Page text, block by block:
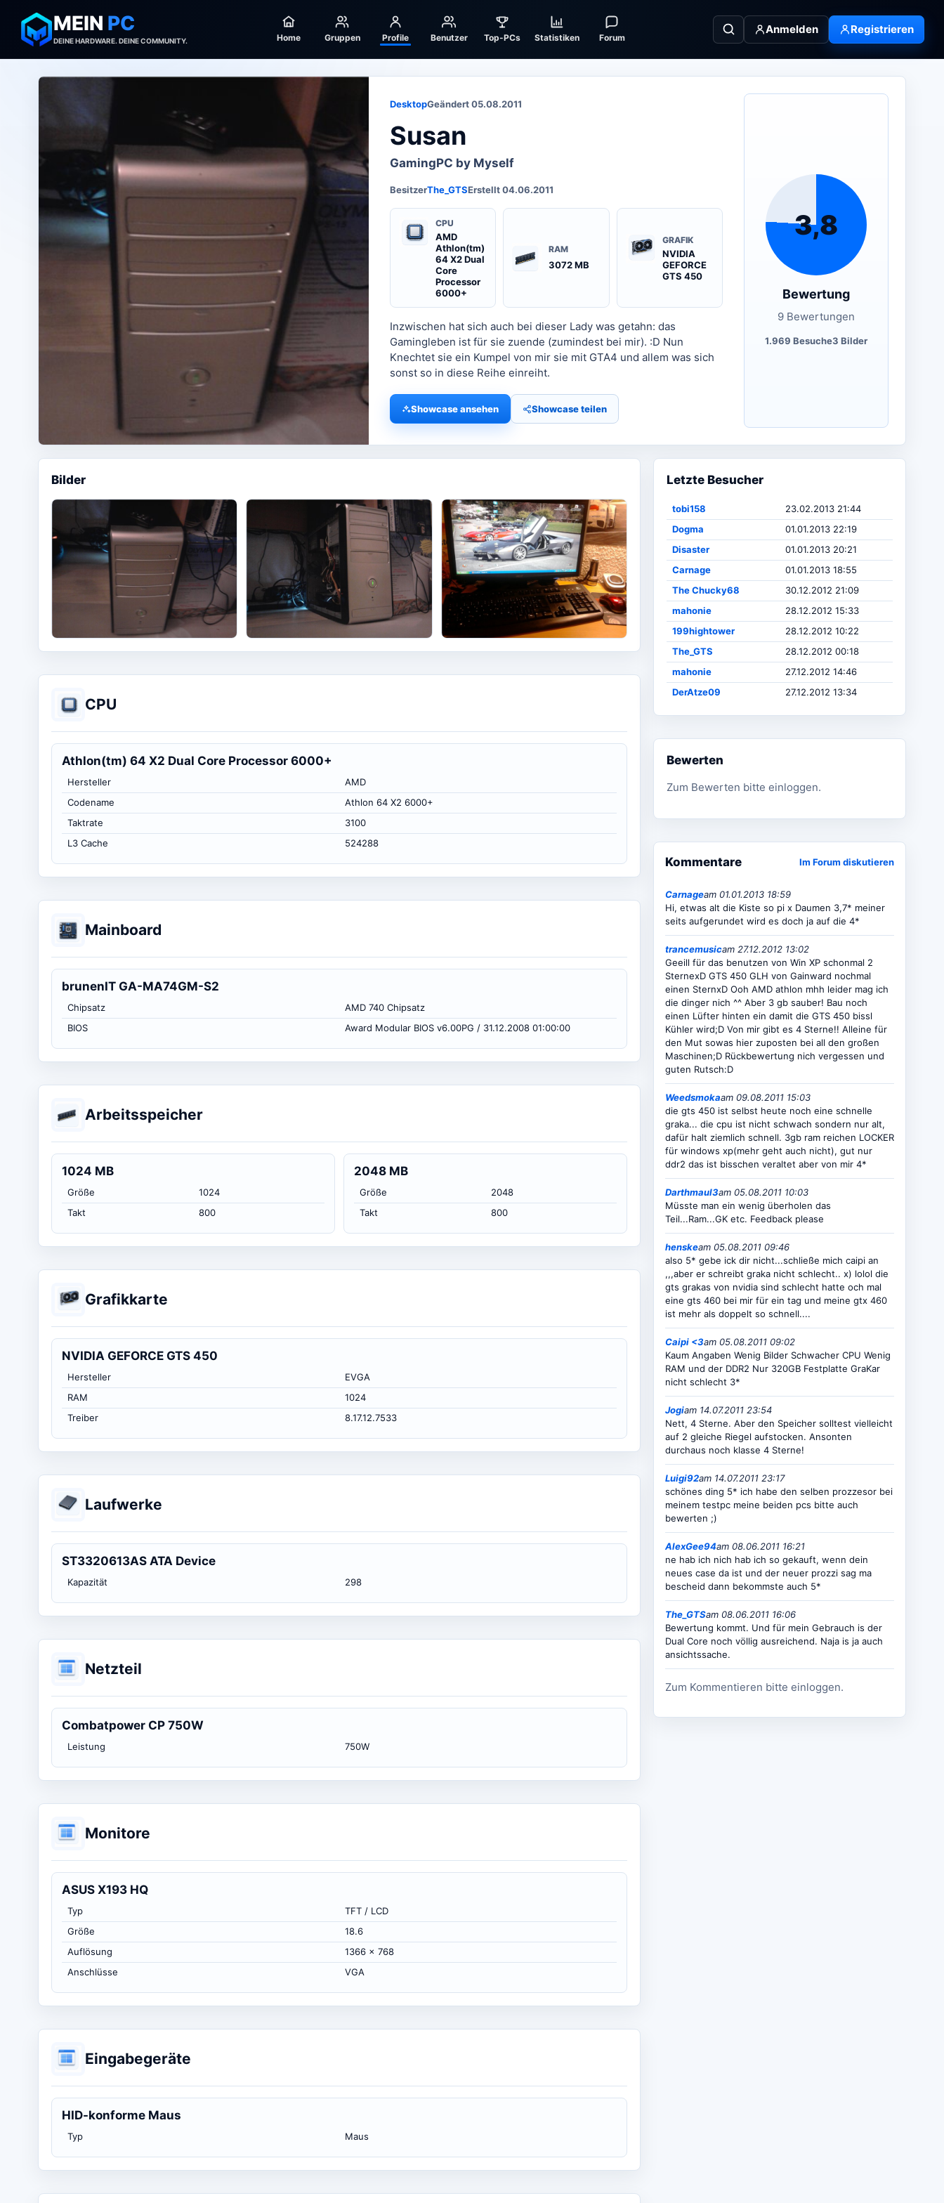
MEIN PC
DEINE HARDWARE. DEINE COMMUNITY. Home Gruppen Profile Benutzer Top-PCs Statistiken Forum
Anmelden Registrieren
DesktopGeändert 05.08.2011
Susan
GamingPC by Myself
BesitzerThe_GTSErstellt 04.06.2011
CPU
AMD
Athlon(tm)
64 X2 Dual
Core
Processor
6000+
RAM
3072 MB
GRAFIK
NVIDIA
GEFORCE
GTS 450
Inzwischen hat sich auch bei dieser Lady was getahn: das
Gamingleben ist für sie zuende (zumindest bei mir). :D Nun
Knechtet sie ein Kumpel von mir sie mit GTA4 und allem was sich
sonst so in diese Reihe einreiht.
Showcase ansehen Showcase teilen
3,8
Bewertung
9 Bewertungen
1.969 Besuche3 Bilder
Bilder
CPU
Athlon(tm) 64 X2 Dual Core Processor 6000+
Hersteller
AMD
Codename
Athlon 64 X2 6000+
Taktrate
3100
L3 Cache
524288
Mainboard
brunenIT GA-MA74GM-S2
Chipsatz
AMD 740 Chipsatz
BIOS
Award Modular BIOS v6.00PG / 31.12.2008 01:00:00
Arbeitsspeicher
1024 MB
Größe
1024
Takt
800
2048 MB
Größe
2048
Takt
800
Grafikkarte
NVIDIA GEFORCE GTS 450
Hersteller
EVGA
RAM
1024
Treiber
8.17.12.7533
Laufwerke
ST3320613AS ATA Device
Kapazität 298
Netzteil
Combatpower CP 750W
Leistung 750W
Monitore
ASUS X193 HQ
Typ
TFT / LCD
Größe
18.6
Auflösung
1366 x 768
Anschlüsse
VGA
Eingabegeräte
HID-konforme Maus
Typ Maus
Letzte Besucher
tobi158
23.02.2013 21:44
Dogma
01.01.2013 22:19
Disaster
01.01.2013 20:21
Carnage
01.01.2013 18:55
The Chucky68
30.12.2012 21:09
mahonie
28.12.2012 15:33
199hightower
28.12.2012 10:22
The_GTS
28.12.2012 00:18
mahonie
27.12.2012 14:46
DerAtze09
27.12.2012 13:34
Bewerten
Zum Bewerten bitte einloggen.
Kommentare Im Forum diskutieren
Carnageam 01.01.2013 18:59
Hi, etwas alt die Kiste so pi x Daumen 3,7* meiner
seits aufgerundet wird es doch ja auf die 4*
trancemusicam 27.12.2012 13:02
Geeill für das benutzen von Win XP schonmal 2
SternexD GTS 450 GLH von Gainward nochmal
einen SternxD Ooh AMD athlon mhh leider mag ich
die dinger nich ^^ Aber 3 gb sauber! Bau noch
einen Lüfter hinten ein damit die GTS 450 bissl
Kühler wird;D Von mir gibt es 4 Sterne!! Alleine für
den Mut sowas hier zuposten bei all den großen
Maschinen;D Rückbewertung nich vergessen und
guten Rutsch:D
Weedsmokaam 09.08.2011 15:03
die gts 450 ist selbst heute noch eine schnelle
graka... die cpu ist nicht schwach sondern nur alt,
dafür halt ziemlich schnell. 3gb ram reichen LOCKER
für windows xp(mehr geht auch nicht), gut nur
ddr2 das ist bisschen veraltet aber von mir 4*
Darthmaul3am 05.08.2011 10:03
Müsste man ein wenig überholen das
Teil...Ram...GK etc. Feedback please
henskeam 05.08.2011 09:46
also 5* gebe ick dir nicht...schließe mich caipi an
,,,aber er schreibt graka nicht schlecht.. x) lolol die
gts grakas von nvidia sind schlecht hatte och mal
eine gts 460 bei mir für ein tag und meine gtx 460
ist mehr als doppelt so schnell....
Caipi <3am 05.08.2011 09:02
Kaum Angaben Wenig Bilder Schwacher CPU Wenig
RAM und der DDR2 Nur 320GB Festplatte GraKar
nicht schlecht 3*
Jogiam 14.07.2011 23:54
Nett, 4 Sterne. Aber den Speicher solltest vielleicht
auf 2 gleiche Riegel aufstocken. Ansonten
durchaus noch klasse 4 Sterne!
Luigi92am 14.07.2011 23:17
schönes ding 5* ich habe den selben prozzesor bei
meinem testpc meine beiden pcs bitte auch
bewerten ;)
AlexGee94am 08.06.2011 16:21
ne hab ich nich hab ich so gekauft, wenn dein
neues case da ist und der neuer prozzi sag ma
bescheid dann bekommste auch 5*
The_GTSam 08.06.2011 16:06
Bewertung kommt. Und für mein Gebrauch is der
Dual Core noch völlig ausreichend. Naja is ja auch
ansichtssache.
Zum Kommentieren bitte einloggen.